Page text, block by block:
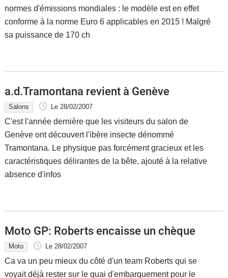
normes d'émissions mondiales : le modèle est en effet
conforme à la norme Euro 6 applicables en 2015 ! Malgré
sa puissance de 170 ch
a.d.Tramontana revient à Genève
Salons Le 28/02/2007
C'est l'année dernière que les visiteurs du salon de
Genève ont découvert l'ibère insecte dénommé
Tramontana. Le physique pas forcément gracieux et les
caractéristiques délirantes de la bête, ajouté à la relative
absence d'infos
Moto GP: Roberts encaisse un chèque
Moto Le 28/02/2007
Ca va un peu mieux du côté d'un team Roberts qui se
voyait déjà rester sur le quai d'embarquement pour le